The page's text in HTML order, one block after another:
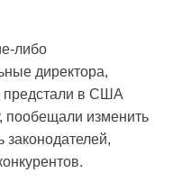
либо
директора,
предстали в США
пообещали изменить
законодателей,